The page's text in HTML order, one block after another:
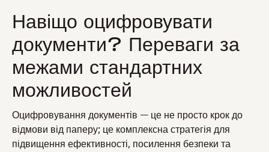
Навіщо оцифровувати
документи? Переваги за
межами стандартних
можливостей
Оцифровування документів — це не просто крок до
відмови від паперу; це комплексна стратегія для
підвищення ефективності, посилення безпеки та